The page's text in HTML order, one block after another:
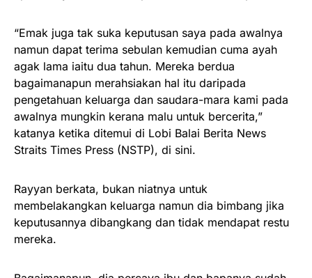
“Emak juga tak suka keputusan saya pada awalnya
namun dapat terima sebulan kemudian cuma ayah
agak lama iaitu dua tahun. Mereka berdua
bagaimanapun merahsiakan hal itu daripada
pengetahuan keluarga dan saudara-mara kami pada
awalnya mungkin kerana malu untuk bercerita,”
katanya ketika ditemui di Lobi Balai Berita News
Straits Times Press (NSTP), di sini.
Rayyan berkata, bukan niatnya untuk
membelakangkan keluarga namun dia bimbang jika
keputusannya dibangkang dan tidak mendapat restu
mereka.